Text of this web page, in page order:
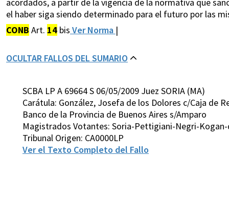
acordados, a partir de la vigencia de la normativa que
el haber siga siendo determinado para el futuro por las
CONB Art. 14 bis Ver Norma |
OCULTAR FALLOS DEL SUMARIO
SCBA LP A 69664 S 06/05/2009 Juez SORIA (MA)
Carátula: González, Josefa de los Dolores c/Caja de
Banco de la Provincia de Buenos Aires s/Amparo
Magistrados Votantes: Soria-Pettigiani-Negri-
Tribunal Origen: CA0000LP
Ver el Texto Completo del Fallo